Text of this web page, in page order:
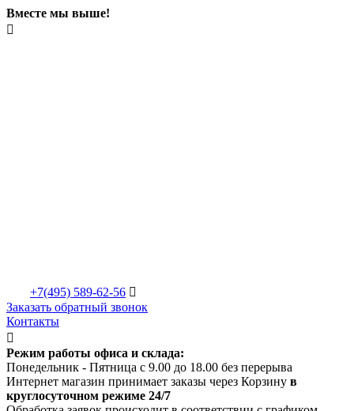
Вместе мы выше!

+7(495) 589-62-56 
Заказать обратный звонок
Контакты

Режим работы офиса и склада:
Понедельник - Пятница с 9.00 до 18.00 без перерыва
Интернет магазин принимает заказы через Корзину в
круглосуточном режиме 24/7